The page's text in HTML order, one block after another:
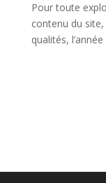
Pour toute
contenu du
qualités,